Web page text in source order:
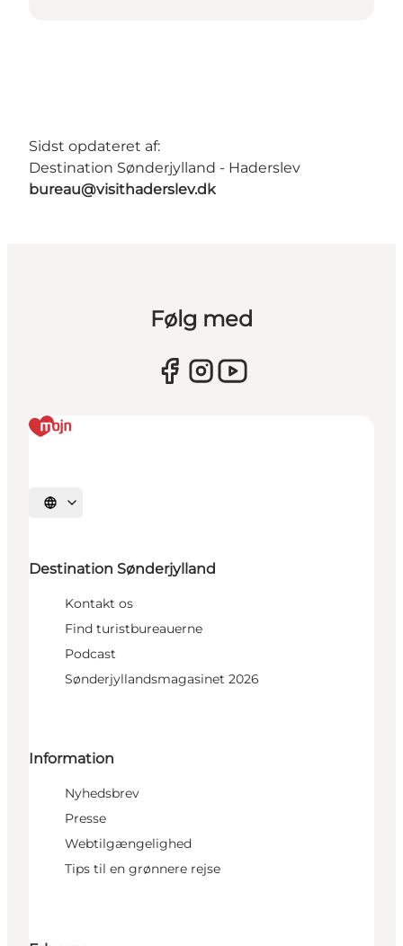
Sidst opdateret af:
Destination Sønderjylland - Haderslev
bureau@visithaderslev.dk
Følg med
Vælg sprog
Destination Sønderjylland
Kontakt os
Find turistbureauerne
Podcast
Sønderjyllandsmagasinet 2026
Information
Nyhedsbrev
Presse
Webtilgængelighed
Tips til en grønnere rejse